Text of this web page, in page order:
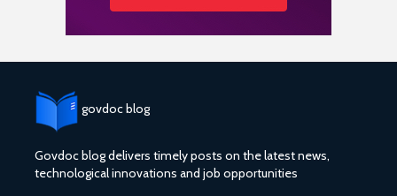
govdoc blog
Govdoc blog delivers timely posts on the latest news,
technological innovations and job opportunities